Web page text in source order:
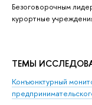
Безоговорочным
курортные
ТЕМЫ
Конъюнктурный